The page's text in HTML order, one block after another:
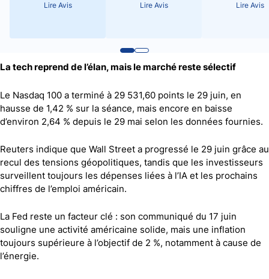
Lire Avis Lire Avis Lire Avis
La tech reprend de l’élan, mais le marché reste sélectif
Le Nasdaq 100 a terminé à 29 531,60 points le 29 juin, en
hausse de 1,42 % sur la séance, mais encore en baisse
d’environ 2,64 % depuis le 29 mai selon les données fournies.
Reuters indique que Wall Street a progressé le 29 juin grâce au
recul des tensions géopolitiques, tandis que les investisseurs
surveillent toujours les dépenses liées à l’IA et les prochains
chiffres de l’emploi américain.
La Fed reste un facteur clé : son communiqué du 17 juin
souligne une activité américaine solide, mais une inflation
toujours supérieure à l’objectif de 2 %, notamment à cause de
l’énergie.